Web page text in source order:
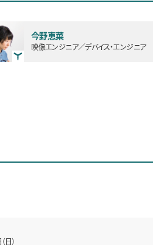
今野恵菜
映像エンジニア／デバイス・エンジニア
）